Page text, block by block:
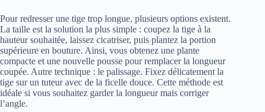
Pour redresser une tige trop longue, plusieurs options existent.
La taille est la solution la plus simple : coupez la tige à la
hauteur souhaitée, laissez cicatriser, puis plantez la portion
supérieure en bouture. Ainsi, vous obtenez une plante
compacte et une nouvelle pousse pour remplacer la longueur
coupée. Autre technique : le palissage. Fixez délicatement la
tige sur un tuteur avec de la ficelle douce. Cette méthode est
idéale si vous souhaitez garder la longueur mais corriger
l’angle.